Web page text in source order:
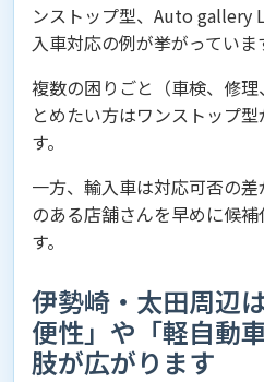
ンストップ型、Auto gallery
入車対応の例が挙がっていま
複数の困りごと（車検、修
とめたい方はワンストップ
す。
一方、輸入車は対応可否の
のある店舗さんを早めに候
す。
伊勢崎・太田周辺
便性」や「軽自動
肢が広がります